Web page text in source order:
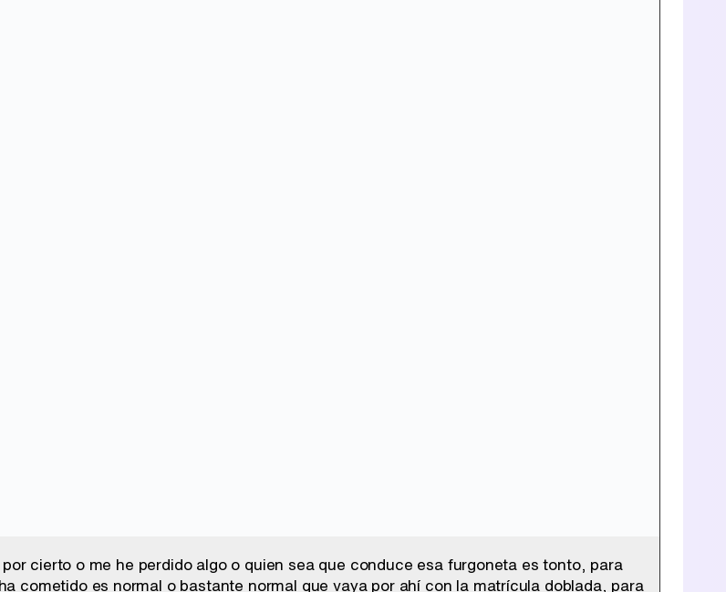
cierto o me he perdido algo o quien sea que conduce esa furgoneta es tonto, para
cometido es normal o bastante normal que vaya por ahí con la matrícula doblada, para